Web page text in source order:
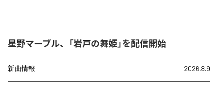
星野マーブル、「岩戸の舞姫」を配信開始
新曲情報 2026.8.9